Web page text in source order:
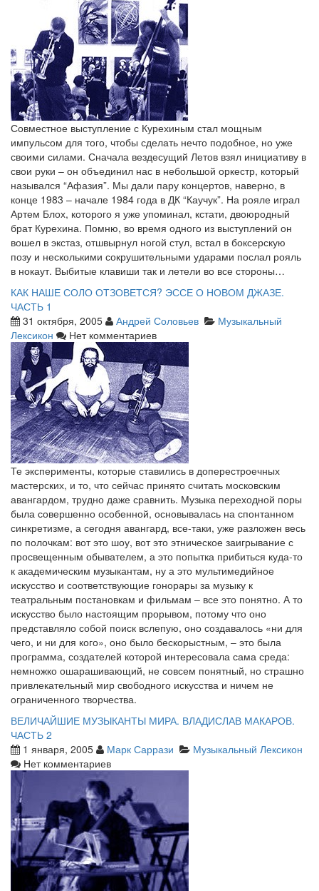
Совместное выступление с Курехиным стал мощным
импульсом для того, чтобы сделать нечто подобное, но уже
своими силами. Сначала вездесущий Летов взял инициативу в
свои руки – он объединил нас в небольшой оркестр, который
назывался “Афазия”. Мы дали пару концертов, наверно, в
конце 1983 – начале 1984 года в ДК “Каучук”. На рояле играл
Артем Блох, которого я уже упоминал, кстати, двоюродный
брат Курехина. Помню, во время одного из выступлений он
вошел в экстаз, отшвырнул ногой стул, встал в боксерскую
позу и несколькими сокрушительными ударами послал рояль
в нокаут. Выбитые клавиши так и летели во все стороны…
КАК НАШЕ СОЛО ОТЗОВЕТСЯ? ЭССЕ О НОВОМ ДЖАЗЕ.
ЧАСТЬ 1
31 октября, 2005
Андрей Соловьев
Музыкальный
Лексикон
Нет комментариев
Те эксперименты, которые ставились в доперестроечных
мастерских, и то, что сейчас принято считать московским
авангардом, трудно даже сравнить. Музыка переходной поры
была совершенно особенной, основывалась на спонтанном
синкретизме, а сегодня авангард, все-таки, уже разложен весь
по полочкам: вот это шоу, вот это этническое заигрывание с
просвещенным обывателем, а это попытка прибиться куда-то
к академическим музыкантам, ну а это мультимедийное
искусство и соответствующие гонорары за музыку к
театральным постановкам и фильмам – все это понятно. А то
искусство было настоящим прорывом, потому что оно
представляло собой поиск вслепую, оно создавалось «ни для
чего, и ни для кого», оно было бескорыстным, – это была
программа, создателей которой интересовала сама среда:
немножко ошарашивающий, не совсем понятный, но страшно
привлекательный мир свободного искусства и ничем не
ограниченного творчества.
ВЕЛИЧАЙШИЕ МУЗЫКАНТЫ МИРА. ВЛАДИСЛАВ МАКАРОВ.
ЧАСТЬ 2
1 января, 2005
Марк Саррази
Музыкальный Лексикон
Нет комментариев